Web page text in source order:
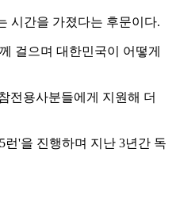
시간을 가졌다는 후문이다.
걸으며 대한민국이 어떻게
전용사분들에게 지원해 더
'을 진행하며 지난 3년간 독